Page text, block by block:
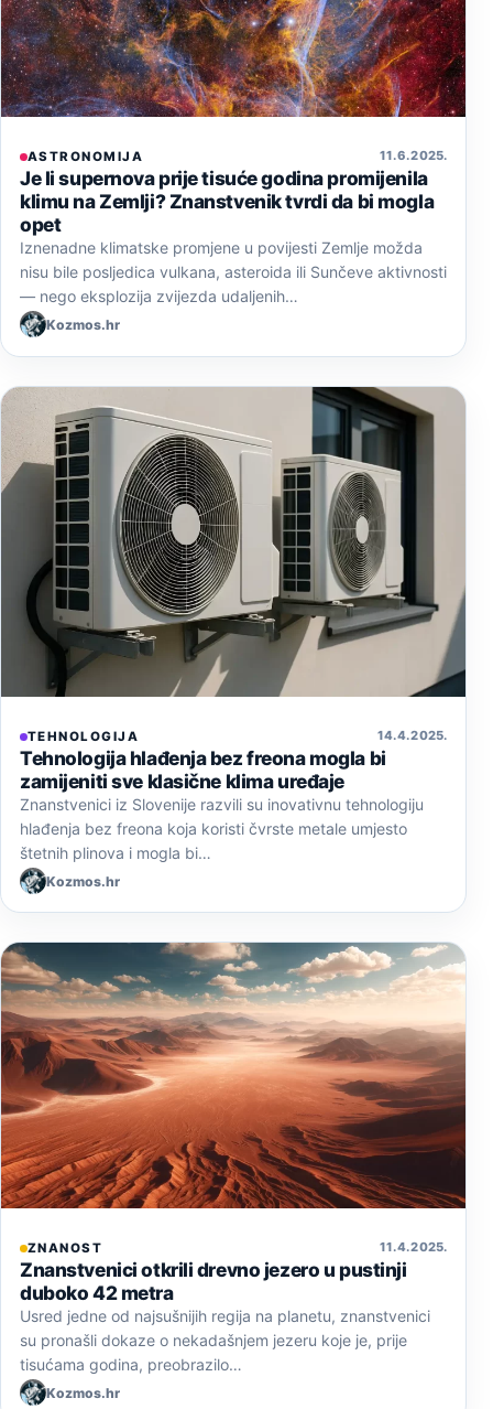
ASTRONOMIJA 11. 6. 2025.
Je li supernova prije tisuće godina promijenila
klimu na Zemlji? Znanstvenik tvrdi da bi mogla
opet
Iznenadne klimatske promjene u povijesti Zemlje možda
nisu bile posljedica vulkana, asteroida ili Sunčeve aktivnosti
— nego eksplozija zvijezda udaljenih…
Kozmos.hr
TEHNOLOGIJA 14. 4. 2025.
Tehnologija hlađenja bez freona mogla bi
zamijeniti sve klasične klima uređaje
Znanstvenici iz Slovenije razvili su inovativnu tehnologiju
hlađenja bez freona koja koristi čvrste metale umjesto
štetnih plinova i mogla bi…
Kozmos.hr
ZNANOST 11. 4. 2025.
Znanstvenici otkrili drevno jezero u pustinji
duboko 42 metra
Usred jedne od najsušnijih regija na planetu, znanstvenici
su pronašli dokaze o nekadašnjem jezeru koje je, prije
tisućama godina, preobrazilo…
Kozmos.hr